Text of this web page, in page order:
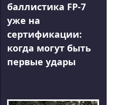
баллистика FP-7
уже на
сертификации:
когда могут быть
первые удары